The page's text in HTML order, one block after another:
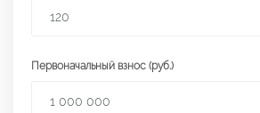
Первоначальный взнос (руб.)